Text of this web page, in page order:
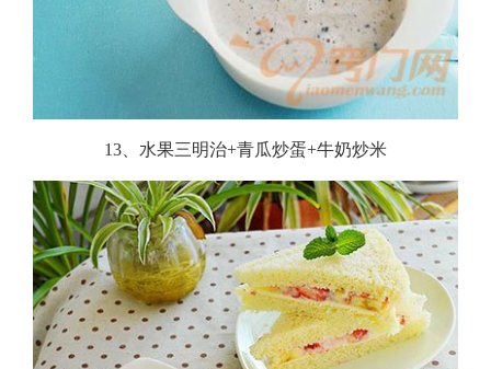
13、水果三明治+青瓜炒蛋+牛奶炒米